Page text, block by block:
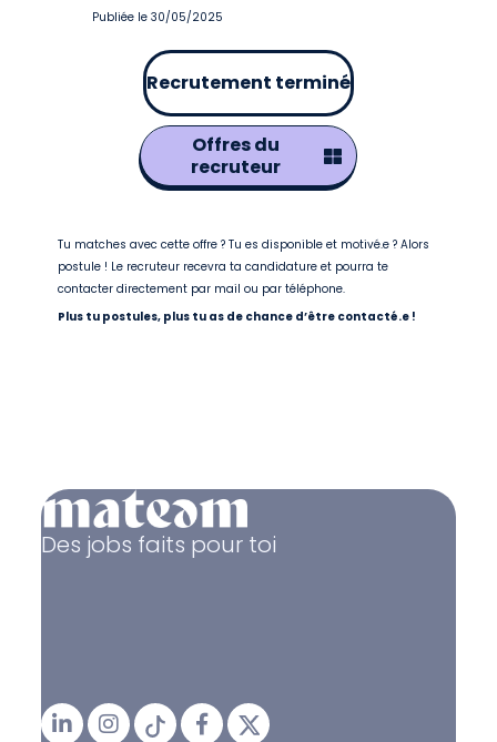
Publiée le 30/05/2025
Recrutement terminé
Offres du
recruteur
Tu matches avec cette offre ? Tu es disponible et motivé.e ? Alors
postule ! Le recruteur recevra ta candidature et pourra te
contacter directement par mail ou par téléphone.
Plus tu postules, plus tu as de chance d’être contacté.e !
Des jobs faits pour toi